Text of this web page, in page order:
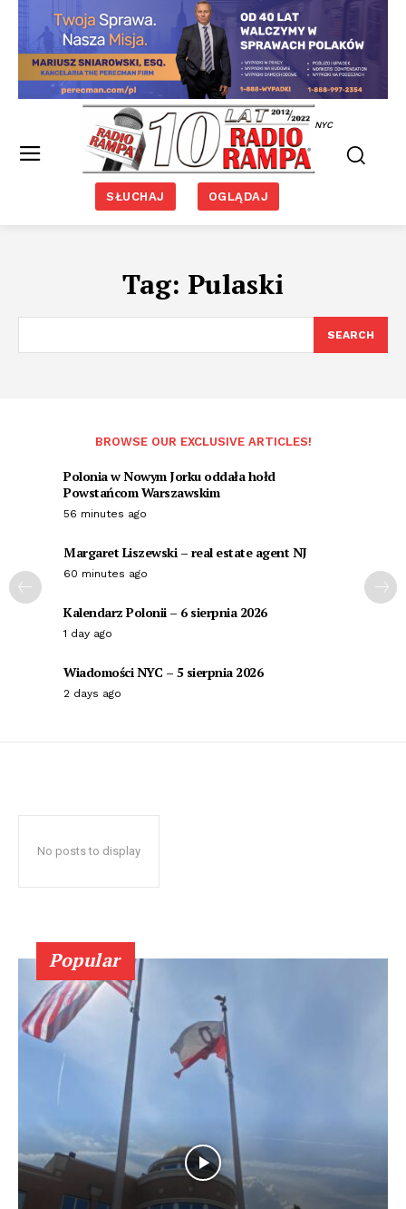
NYC
SŁUCHAJ OGLĄDAJ
Tag: Pulaski
SEARCH
BROWSE OUR EXCLUSIVE ARTICLES!
Polonia w Nowym Jorku oddała hołd
Powstańcom Warszawskim
56 minutes ago
Margaret Liszewski – real estate agent NJ
60 minutes ago
Kalendarz Polonii – 6 sierpnia 2026
1 day ago
Wiadomości NYC – 5 sierpnia 2026
2 days ago
No posts to display
Popular